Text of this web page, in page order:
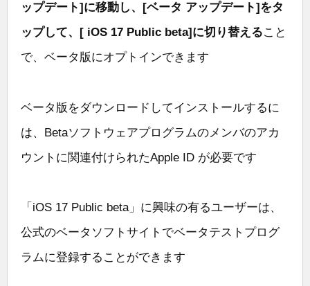
ップデート]に移動し、[ベータ アップデート]をタ
ップして、[ iOS 17 Public beta]に切り替えること
で、ベータ版にオプトインできます
ベータ版をダウンロードしてインストールするに
は、Betaソフトウェアプログラムのメンバのアカ
ウントに関連付けられたApple ID が必要です
「iOS 17 Public beta」に興味の有るユーザーは、
公式のベータソフトサイトでベータテストプログ
ラムに登録することができます